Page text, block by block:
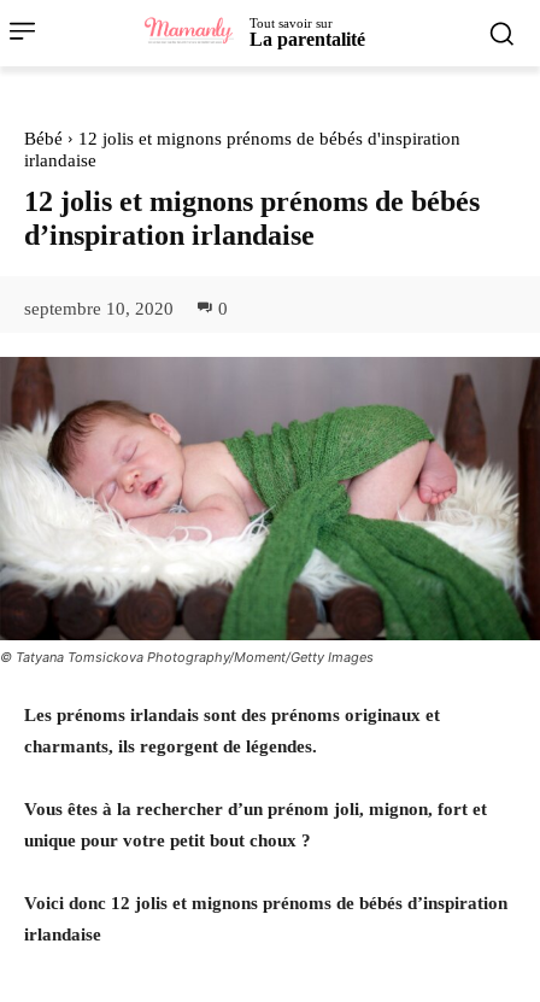
Tout savoir sur
La parentalité
Bébé
12 jolis et mignons prénoms de bébés d'inspiration
irlandaise
12 jolis et mignons prénoms de bébés
d’inspiration irlandaise
septembre 10, 2020 0
© Tatyana Tomsickova Photography/Moment/Getty Images
Les prénoms irlandais sont des prénoms originaux et
charmants, ils regorgent de légendes.
Vous êtes à la rechercher d’un prénom joli, mignon, fort et
unique pour votre petit bout choux ?
Voici donc 12 jolis et mignons prénoms de bébés d’inspiration
irlandaise